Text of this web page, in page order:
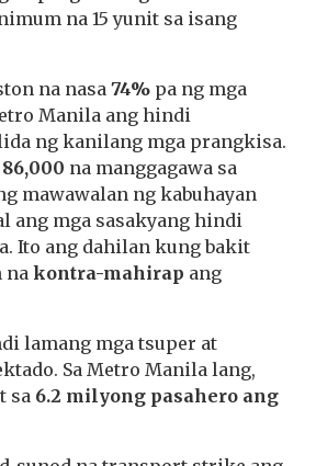
na 15 yunit sa isang
na nasa 74% pa ng mga
Manila ang hindi
ng kanilang mga prangkisa.
86,000 na manggagawa sa
mawawalan ng kabuhayan
ang mga sasakyang hindi
Ito ang dahilan kung bakit
nakontra-mahirap ang
lamang mga tsuper at
Sa Metro Manila lang,
sa 6.2 milyong pasahero ang